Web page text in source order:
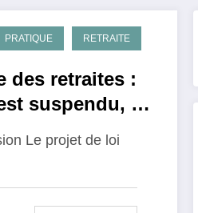
PRATIQUE RETRAITE
des retraites :
suspendu, ce
Le projet de loi